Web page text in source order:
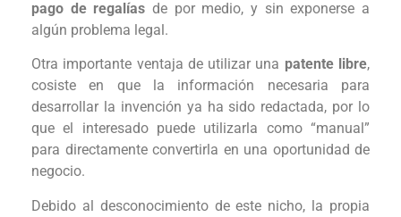
pago de regalías de por medio, y sin exponerse a
algún problema legal.
Otra importante ventaja de utilizar una patente libre,
cosiste en que la información necesaria para
desarrollar la invención ya ha sido redactada, por lo
que el interesado puede utilizarla como “manual”
para directamente convertirla en una oportunidad de
negocio.
Debido al desconocimiento de este nicho, la propia